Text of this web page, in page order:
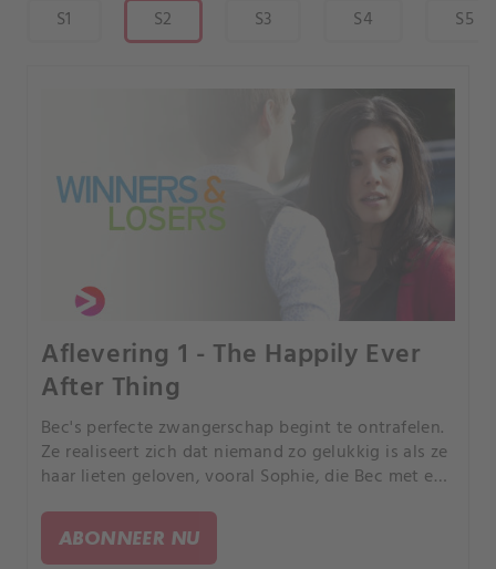
S1 S2 S3 S4 S5
Aflevering 1 - The Happily Ever
After Thing
Bec's perfecte zwangerschap begint te ontrafelen.
Ze realiseert zich dat niemand zo gelukkig is als ze
haar lieten geloven, vooral Sophie, die Bec met een
ABONNEER NU